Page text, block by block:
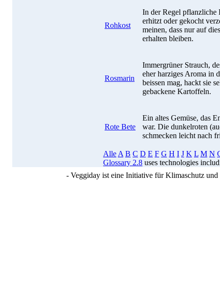
Rohkost
In der Regel pflanzliche
erhitzt oder gekocht
meinen, dass nur auf
erhalten bleiben.
Rosmarin
Immergrüner Strauch,
eher harziges Aroma in
beissen mag, hackt sie
gebackene Kartoffeln.
Rote Bete
Ein altes Gemüse, das
war. Die dunkelroten
schmecken leicht nach
Alle A B C D E F G H I J K L M N
Glossary 2.8 uses technologies
- Veggiday ist eine Initiative für Klimaschutz